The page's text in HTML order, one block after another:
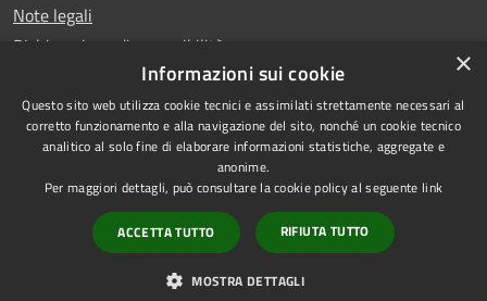
Note legali
Dichiarazione di accessibilità
RSS
Accessibilità
Copyright © 2026 • Comune di
Erchie • Powered by
Municipium•Accesso
redazione
×
Informazioni sui cookie
Questo sito web utilizza cookie tecnici e assimilati strettamente necessari al
corretto funzionamento e alla navigazione del sito, nonché un cookie tecnico
analitico al solo fine di elaborare informazioni statistiche, aggregate e
anonime.
Per maggiori dettagli, può consultare la cookie policy al seguente link
ACCETTA TUTTO RIFIUTA TUTTO
MOSTRA DETTAGLI